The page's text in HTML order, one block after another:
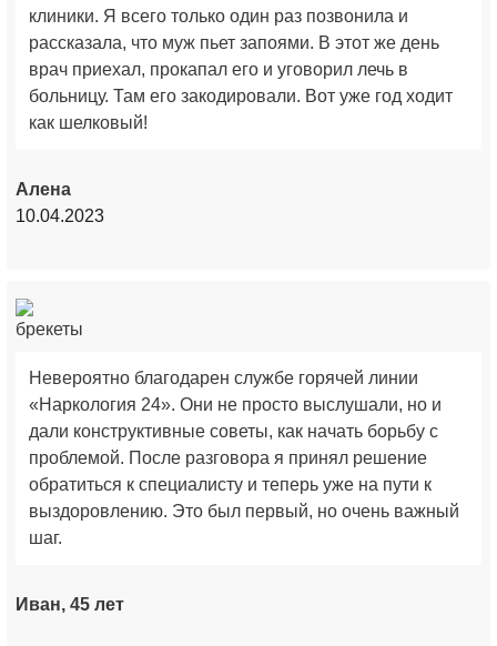
клиники. Я всего только один раз позвонила и
рассказала, что муж пьет запоями. В этот же день
врач приехал, прокапал его и уговорил лечь в
больницу. Там его закодировали. Вот уже год ходит
как шелковый!
Алена
10.04.2023
Невероятно благодарен службе горячей линии
«Наркология 24». Они не просто выслушали, но и
дали конструктивные советы, как начать борьбу с
проблемой. После разговора я принял решение
обратиться к специалисту и теперь уже на пути к
выздоровлению. Это был первый, но очень важный
шаг.
Иван, 45 лет